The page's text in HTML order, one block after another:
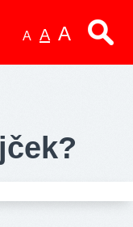
A A A